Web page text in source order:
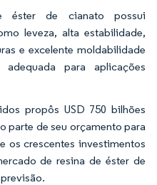
éster de cianato possui
leveza, alta estabilidade,
e excelente moldabilidade
para aplicações
propôs USD 750 bilhões
parte de seu orçamento para
os crescentes investimentos
de resina de éster de